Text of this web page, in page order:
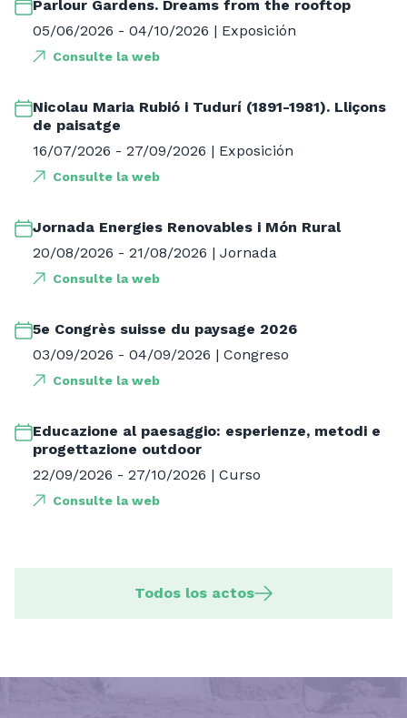
Parlour Gardens. Dreams from the rooftop
05/06/2026 - 04/10/2026 | Exposición
Consulte la web
Nicolau Maria Rubió i Tudurí (1891-1981). Lliçons
de paisatge
16/07/2026 - 27/09/2026 | Exposición
Consulte la web
Jornada Energies Renovables i Món Rural
20/08/2026 - 21/08/2026 | Jornada
Consulte la web
5e Congrès suisse du paysage 2026
03/09/2026 - 04/09/2026 | Congreso
Consulte la web
Educazione al paesaggio: esperienze, metodi e
progettazione outdoor
22/09/2026 - 27/10/2026 | Curso
Consulte la web
Todos los actos